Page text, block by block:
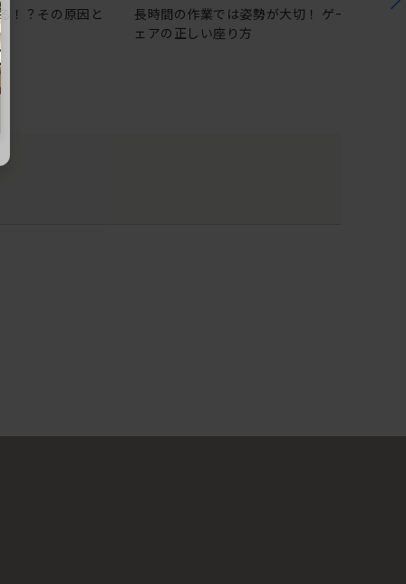
！？その原因と
長時間の作業では姿勢が大切！ ゲーミングチ
ェアの正しい座り方